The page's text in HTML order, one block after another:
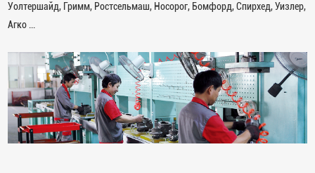
Уолтершайд, Гримм, Ростсельмаш, Носорог, Бомфорд, Спирхед, Уизлер,
Агко ...